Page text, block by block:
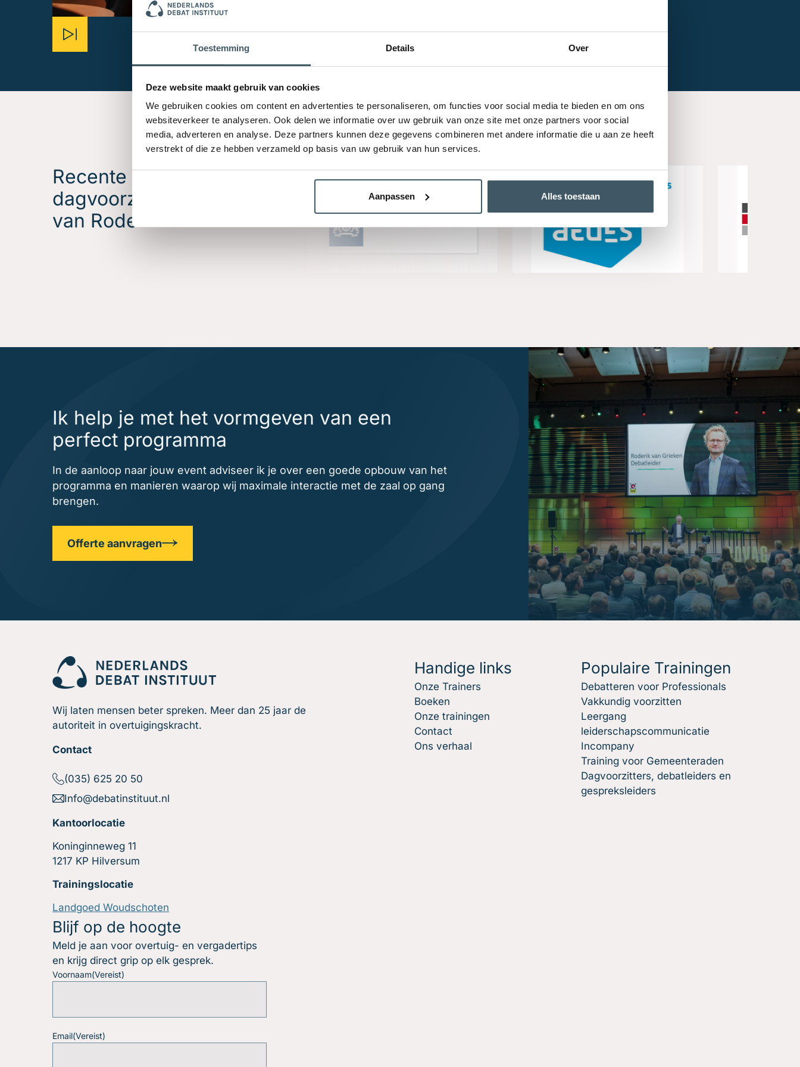
Toestemming Details Over
Deze website maakt gebruik van cookies
We gebruiken cookies om content en advertenties te personaliseren, om functies voor social media te bieden en om ons
websiteverkeer te analyseren. Ook delen we informatie over uw gebruik van onze site met onze partners voor social
media, adverteren en analyse. Deze partners kunnen deze gegevens combineren met andere informatie die u aan ze heeft
verstrekt of die ze hebben verzameld op basis van uw gebruik van hun services.
Aanpassen Alles toestaan
Recente
dagvoorzitterschappen
van Roderik
Ik help je met het vormgeven van een
perfect programma
In de aanloop naar jouw event adviseer ik je over een goede opbouw van het
programma en manieren waarop wij maximale interactie met de zaal op gang
brengen.
Offerte aanvragen
Wij laten mensen beter spreken. Meer dan 25 jaar de
autoriteit in overtuigingskracht.
Contact
(035) 625 20 50
Info@debatinstituut.nl
Kantoorlocatie
Koninginneweg 11
1217 KP Hilversum
Trainingslocatie
Landgoed Woudschoten
Handige links
Onze Trainers
Boeken
Onze trainingen
Contact
Ons verhaal
Populaire Trainingen
Debatteren voor Professionals
Vakkundig voorzitten
Leergang
leiderschapscommunicatie
Incompany
Training voor Gemeenteraden
Dagvoorzitters, debatleiders en
gespreksleiders
Blijf op de hoogte
Meld je aan voor overtuig- en vergadertips
en krijg direct grip op elk gesprek.
Voornaam(Vereist)
Email(Vereist)